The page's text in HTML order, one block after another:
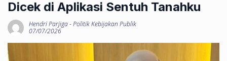
Dicek di Aplikasi Sentuh Tanahku
Hendri Parjiga-Politik Kebijakan Publik
07/07/2026